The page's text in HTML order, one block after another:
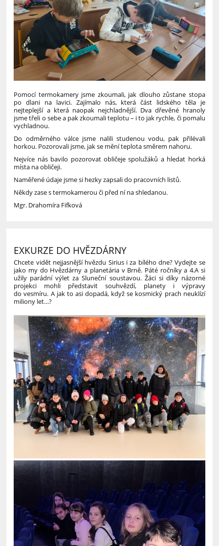
Pomocí termokamery jsme zkoumali, jak dlouho zůstane stopa
po dlani na lavici. Zajímalo nás, která část lidského těla je
nejteplejší a která naopak nejchladnější. Dva dřevěné hranoly
jsme třeli o sebe a pak zkoumali teplotu – i to jak rychle, či pomalu
vychladnou.
Do odměrného válce jsme nalili studenou vodu, pak přilévali
horkou. Pozorovali jsme, jak se mění teplota směrem nahoru.
Nejvíce nás bavilo pozorovat obličeje spolužáků a hledat horká
místa na obličeji.
Naměřené údaje jsme si hezky zapsali do pracovních listů.
Někdy zase s termokamerou či před ní na shledanou.
Mgr. Drahomíra Fifková
EXKURZE DO HVĚZDÁRNY
Chcete vidět nejjasnější hvězdu Sirius i za bílého dne? Vydejte se
jako my do Hvězdárny a planetária v Brně. Páté ročníky a 4.A si
užily parádní výlet za Sluneční soustavou. Žáci si díky názorné
projekci mohli představit souhvězdí, planety i výpravy
do vesmíru. A jak to asi dopadá, když se kosmický prach neuklízí
miliony let…?